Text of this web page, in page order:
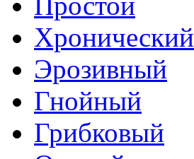
Хронический
Эрозивный
Гнойный
Грибковый